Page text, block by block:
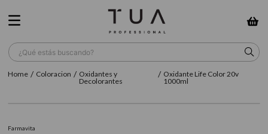
¿Qué estás buscando?
Coloracion
Oxidantes y
Decolorantes
Oxidante Life Color 20v
1000ml
Farmavita
TÉRMINOS MÁS BUSCADOS
2.